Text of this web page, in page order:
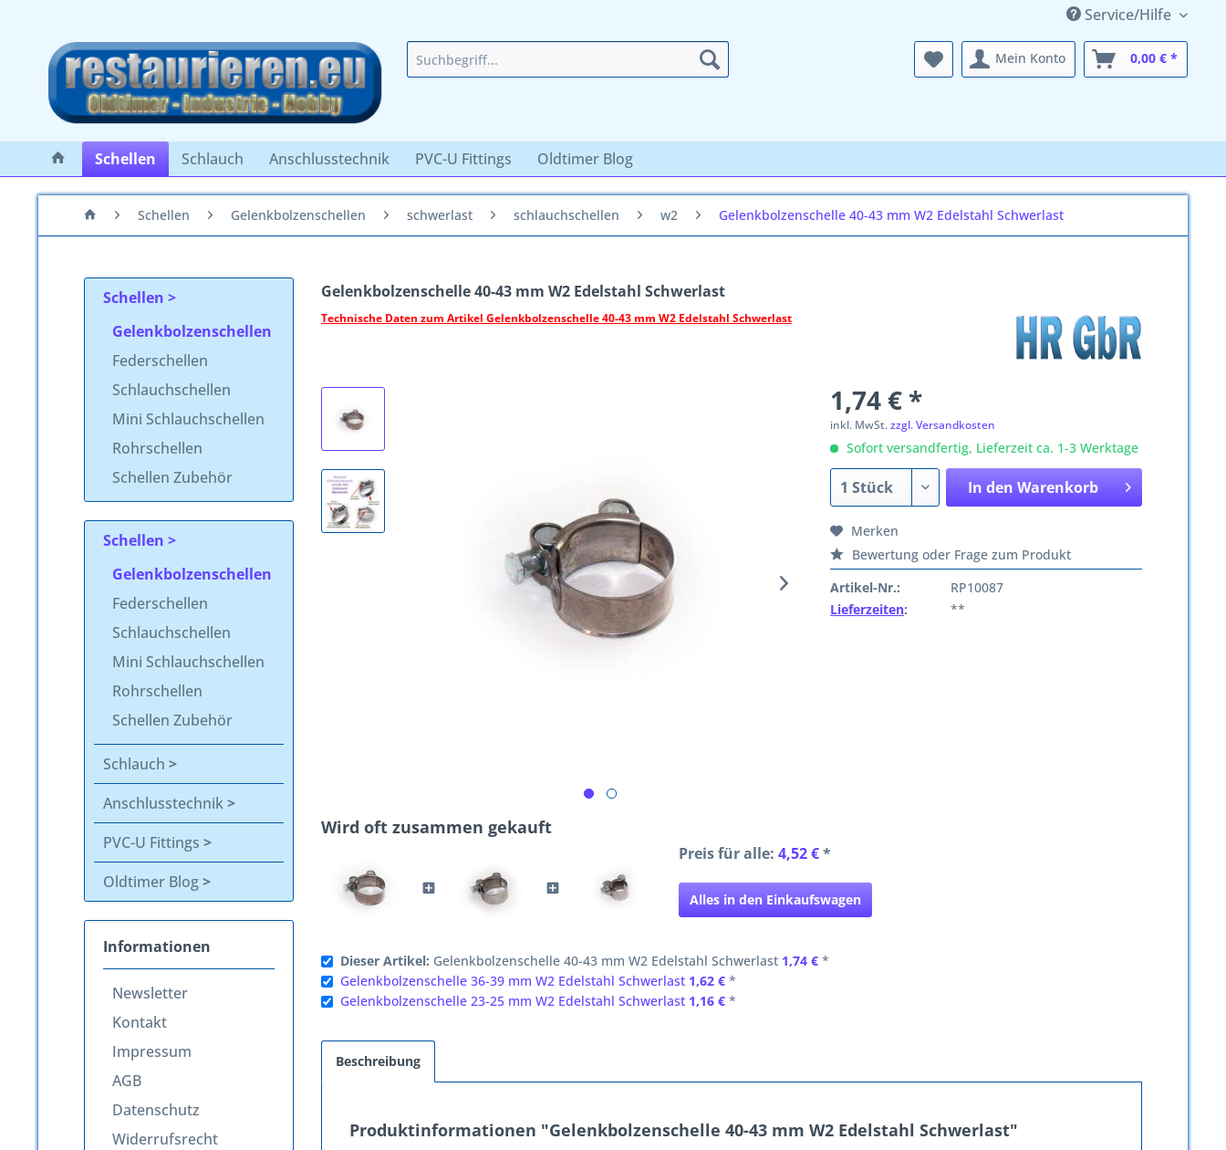
Service/Hilfe
Mein Konto 0,00 € *
Schellen Schlauch Anschlusstechnik PVC-U Fittings Oldtimer Blog
Schellen Gelenkbolzenschellen schwerlast schlauchschellen w2 Gelenkbolzenschelle 40-43 mm W2 Edelstahl Schwerlast
Schellen
Gelenkbolzenschellen
Federschellen
Schlauchschellen
Mini Schlauchschellen
Rohrschellen
Schellen Zubehör
Schellen
Gelenkbolzenschellen
Federschellen
Schlauchschellen
Mini Schlauchschellen
Rohrschellen
Schellen Zubehör
Schlauch
Anschlusstechnik
PVC-U Fittings
Oldtimer Blog
Informationen
Newsletter
Kontakt
Impressum
AGB
Datenschutz
Widerrufsrecht
Gelenkbolzenschelle 40-43 mm W2 Edelstahl Schwerlast
Technische Daten zum Artikel Gelenkbolzenschelle 40-43 mm W2 Edelstahl Schwerlast
1,74 € *
inkl. MwSt.zzgl. Versandkosten
Sofort versandfertig, Lieferzeit ca. 1-3 Werktage
In den Warenkorb
Merken
Bewertung oder Frage zum Produkt
Artikel-Nr.:
RP10087
Lieferzeiten: **
Wird oft zusammen gekauft
Preis für alle: 4,52 €*
Alles in den Einkaufswagen
Dieser Artikel: Gelenkbolzenschelle 40-43 mm W2 Edelstahl Schwerlast 1,74 € *
Gelenkbolzenschelle 36-39 mm W2 Edelstahl Schwerlast 1,62 € *
Gelenkbolzenschelle 23-25 mm W2 Edelstahl Schwerlast 1,16 € *
Beschreibung
Produktinformationen "Gelenkbolzenschelle 40-43 mm W2 Edelstahl Schwerlast"